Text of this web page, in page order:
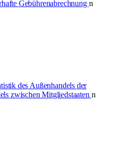
Gebührenabrechnung n
des Außenhandels der
zwischen Mitgliedstaaten n